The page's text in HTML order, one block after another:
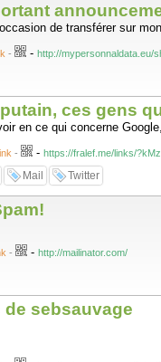
de transférer sur
- - http://mypersonnaldata.eu/
ces gens
en ce qui concerne
- - https://fralef.me/links/
Mail Twitter
- - http://mailinator.com/
de sebsauvage